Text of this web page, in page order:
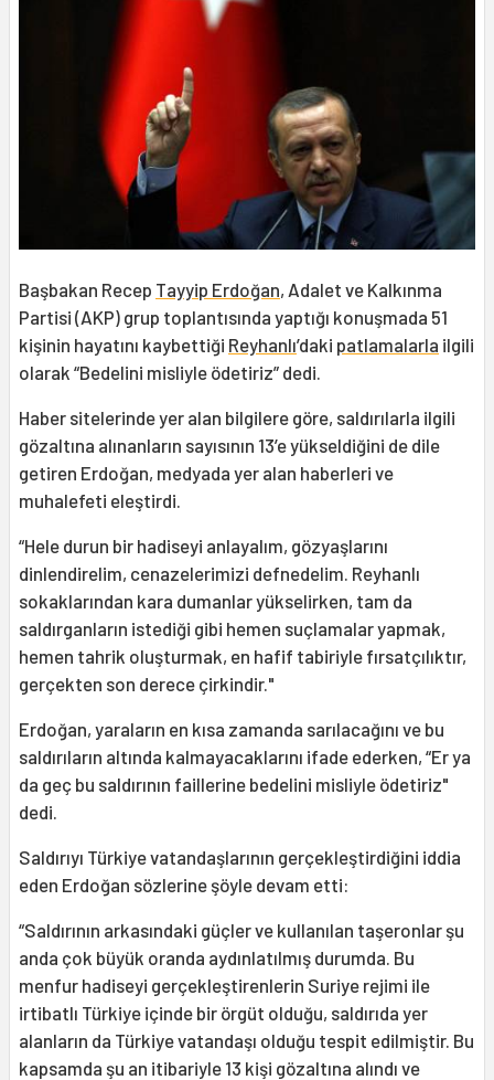
Başbakan Recep Tayyip Erdoğan, Adalet ve Kalkınma
Partisi (AKP) grup toplantısında yaptığı konuşmada 51
kişinin hayatını kaybettiği Reyhanlı’daki patlamalarla ilgili
olarak “Bedelini misliyle ödetiriz” dedi.
Haber sitelerinde yer alan bilgilere göre, saldırılarla ilgili
gözaltına alınanların sayısının 13’e yükseldiğini de dile
getiren Erdoğan, medyada yer alan haberleri ve
muhalefeti eleştirdi.
“Hele durun bir hadiseyi anlayalım, gözyaşlarını
dinlendirelim, cenazelerimizi defnedelim. Reyhanlı
sokaklarından kara dumanlar yükselirken, tam da
saldırganların istediği gibi hemen suçlamalar yapmak,
hemen tahrik oluşturmak, en hafif tabiriyle fırsatçılıktır,
gerçekten son derece çirkindir."
Erdoğan, yaraların en kısa zamanda sarılacağını ve bu
saldırıların altında kalmayacaklarını ifade ederken, “Er ya
da geç bu saldırının faillerine bedelini misliyle ödetiriz"
dedi.
Saldırıyı Türkiye vatandaşlarının gerçekleştirdiğini iddia
eden Erdoğan sözlerine şöyle devam etti:
“Saldırının arkasındaki güçler ve kullanılan taşeronlar şu
anda çok büyük oranda aydınlatılmış durumda. Bu
menfur hadiseyi gerçekleştirenlerin Suriye rejimi ile
irtibatlı Türkiye içinde bir örgüt olduğu, saldırıda yer
alanların da Türkiye vatandaşı olduğu tespit edilmiştir. Bu
kapsamda şu an itibariyle 13 kişi gözaltına alındı ve